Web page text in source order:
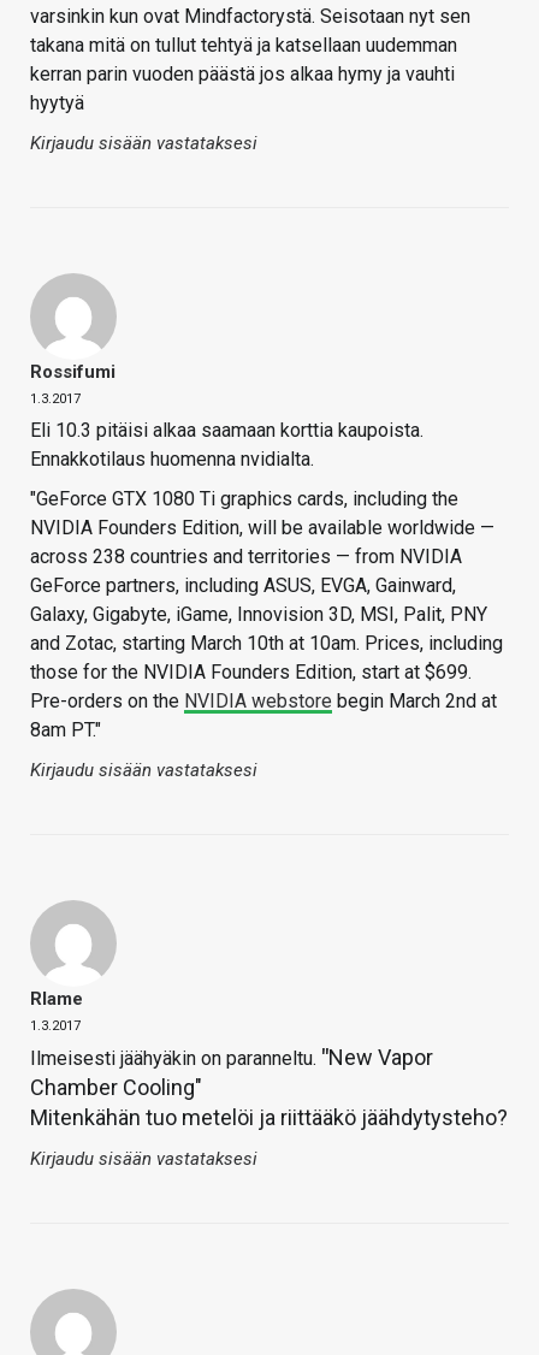
varsinkin kun ovat Mindfactorystä. Seisotaan nyt sen
takana mitä on tullut tehtyä ja katsellaan uudemman
kerran parin vuoden päästä jos alkaa hymy ja vauhti
hyytyä
Kirjaudu sisään vastataksesi
Rossifumi
1.3.2017
Eli 10.3 pitäisi alkaa saamaan korttia kaupoista.
Ennakkotilaus huomenna nvidialta.
"GeForce GTX 1080 Ti graphics cards, including the
NVIDIA Founders Edition, will be available worldwide —
across 238 countries and territories — from NVIDIA
GeForce partners, including ASUS, EVGA, Gainward,
Galaxy, Gigabyte, iGame, Innovision 3D, MSI, Palit, PNY
and Zotac, starting March 10th at 10am. Prices, including
those for the NVIDIA Founders Edition, start at $699.
Pre-orders on the NVIDIA webstore begin March 2nd at
8am PT."
Kirjaudu sisään vastataksesi
Rlame
1.3.2017
Ilmeisesti jäähyäkin on paranneltu. "New Vapor
Chamber Cooling"
Mitenkähän tuo metelöi ja riittääkö jäähdytysteho?
Kirjaudu sisään vastataksesi